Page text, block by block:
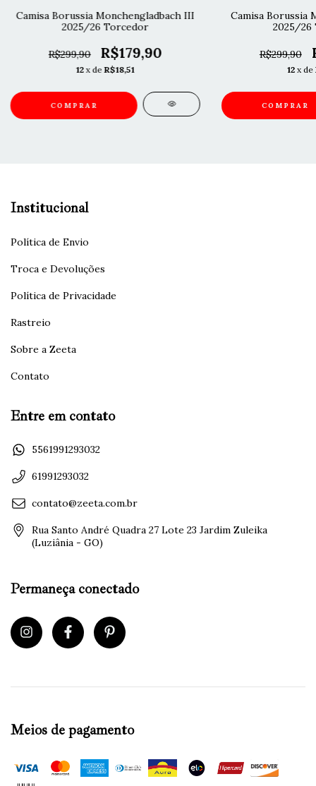
Camisa Borussia Monchengladbach III
2025/26 Torcedor
R$299,90 R$179,90
12 x deR$18,51
COMPRAR
Camisa Borussia
2025/26
R$299,90
12 x de
COMPRAR
Institucional
Política de Envio
Troca e Devoluções
Política de Privacidade
Rastreio
Sobre a Zeeta
Contato
Entre em contato
5561991293032
61991293032
contato@zeeta.com.br
Rua Santo André Quadra 27 Lote 23 Jardim Zuleika
(Luziânia - GO)
Permaneça conectado
Meios de pagamento